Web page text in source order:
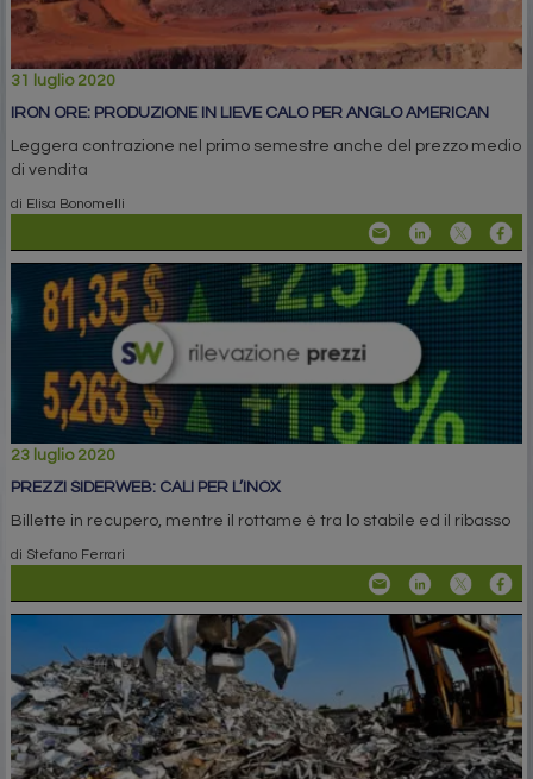
31 luglio 2020
IRON ORE: PRODUZIONE IN LIEVE CALO PER ANGLO AMERICAN
Leggera contrazione nel primo semestre anche del prezzo medio
di vendita
di Elisa Bonomelli
23 luglio 2020
PREZZI SIDERWEB: CALI PER L’INOX
Billette in recupero, mentre il rottame è tra lo stabile ed il ribasso
di Stefano Ferrari